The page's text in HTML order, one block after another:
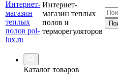
Интернет-
магазин теплых
полов и
терморегуляторов
Каталог товаров